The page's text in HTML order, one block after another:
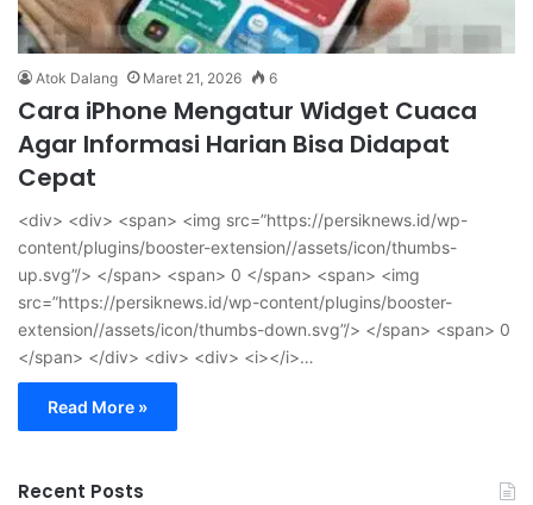
Atok Dalang Maret 21, 2026 6
Cara iPhone Mengatur Widget Cuaca
Agar Informasi Harian Bisa Didapat
Cepat
<div> <div> <span> <img src=”https://persiknews.id/wp-
content/plugins/booster-extension//assets/icon/thumbs-
up.svg”/> </span> <span> 0 </span> <span> <img
src=”https://persiknews.id/wp-content/plugins/booster-
extension//assets/icon/thumbs-down.svg”/> </span> <span> 0
</span> </div> <div> <div> <i></i>…
Read More »
Recent Posts